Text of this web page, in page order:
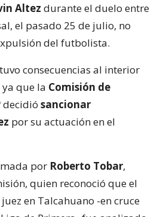
Altez durante el duelo entre
el pasado 25 de julio, no
del futbolista.
consecuencias al interior
que la Comisión de
decidió sancionar
por su actuación en el
por Roberto Tobar,
quien reconoció que el
en Talcahuano -en cruce